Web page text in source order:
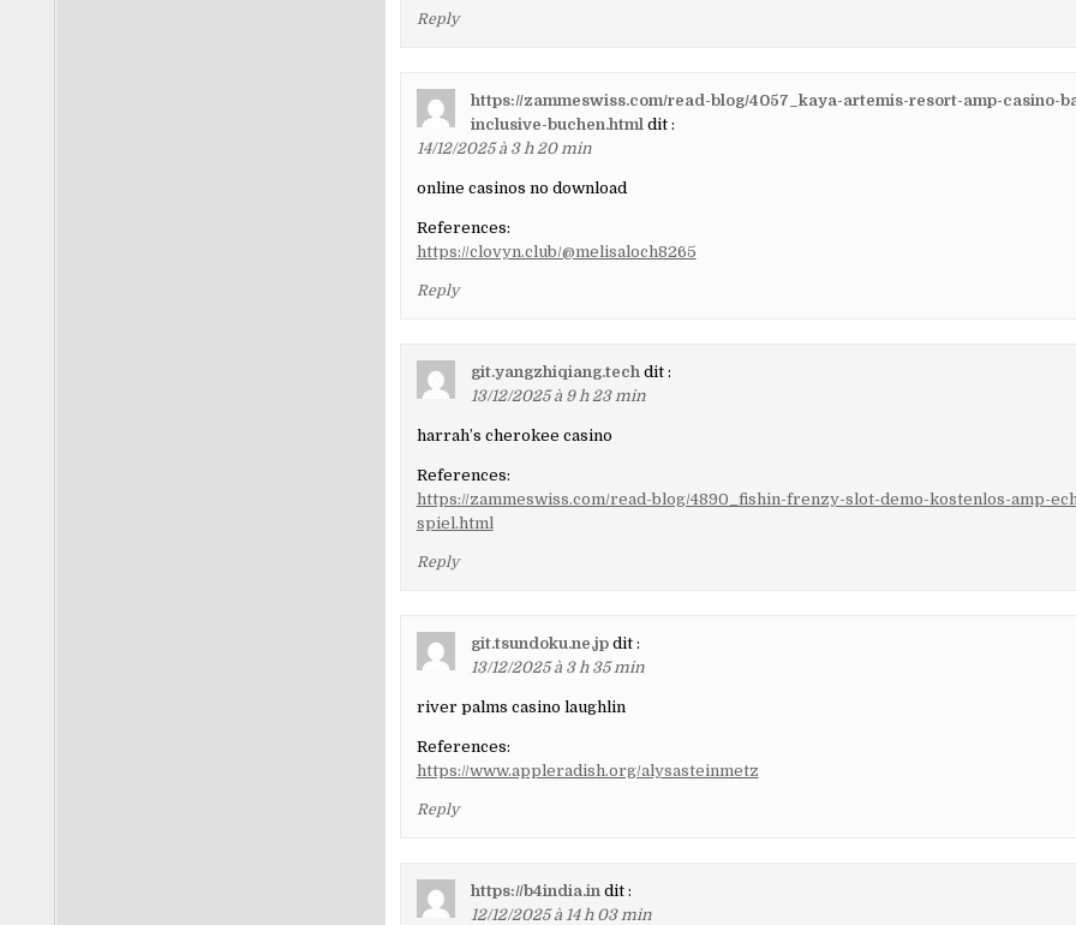
Reply
https://zammeswiss.com/read-blog/4057_kaya-artemis-resort-amp-casino-
inclusive-buchen.html dit :
14/12/2025 à 3 h 20 min
online casinos no download
References:
https://clovyn.club/@melisaloch8265
Reply
git.yangzhiqiang.tech dit :
13/12/2025 à 9 h 23 min
harrah’s cherokee casino
References:
https://zammeswiss.com/read-blog/4890_fishin-frenzy-slot-demo-kostenlos-amp-
spiel.html
Reply
git.tsundoku.ne.jp dit :
13/12/2025 à 3 h 35 min
river palms casino laughlin
References:
https://www.appleradish.org/alysasteinmetz
Reply
https://b4india.in dit :
12/12/2025 à 14 h 03 min